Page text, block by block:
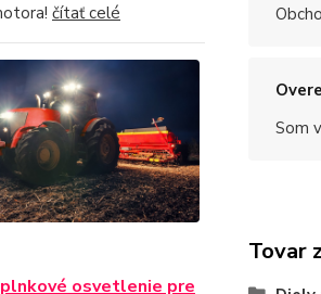
čítať celé
osvetlenie pre
Som
Tovar